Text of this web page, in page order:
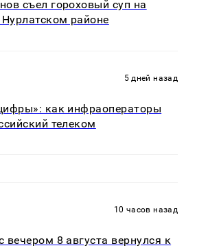
съел гороховый суп на
районе
5 дней назад
как инфраоператоры
телеком
10 часов назад
вечером 8 августа вернулся к